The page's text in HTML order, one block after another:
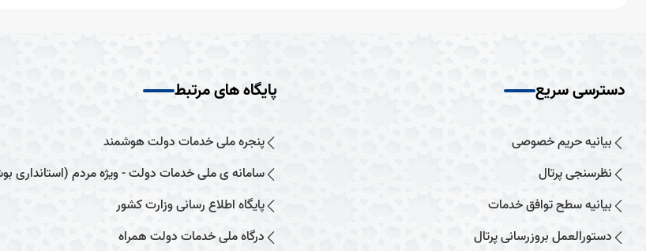
دسترسی سریع
بیانیه حریم خصوصی
نظرسنجی پرتال
بیانیه سطح توافق خدمات
دستورالعمل بروزرسانی پرتال
پایگاه های مرتبط
پنجره ملی خدمات دولت هوشمند
سامانه ی ملی خدمات دولت - ویژه مردم (استانداری
پایگاه اطلاع رسانی وزارت کشور
درگاه ملی خدمات دولت همراه